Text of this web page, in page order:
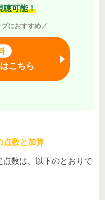
聴可能！
におすすめ／
こちら
点数と加算
数は、以下のとおりで